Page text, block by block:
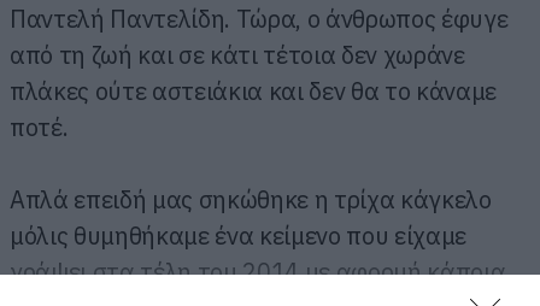
Παντελή Παντελίδη. Τώρα, ο άνθρωπος έφυγε
από τη ζωή και σε κάτι τέτοια δεν χωράνε
πλάκες ούτε αστειάκια και δεν θα το κάναμε
ποτέ.
Απλά επειδή μας σηκώθηκε η τρίχα κάγκελο
μόλις θυμηθήκαμε ένα κείμενο που είχαμε
γράψει στα τέλη του 2014 με αφορμή κάποια